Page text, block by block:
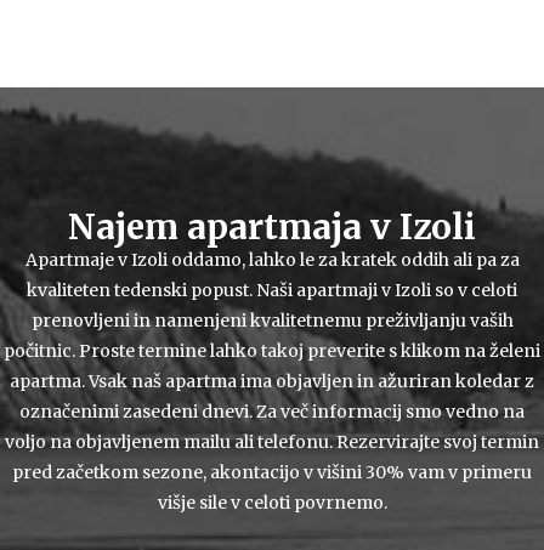
Najem apartmaja v Izoli
Apartmaje v Izoli oddamo, lahko le za kratek oddih ali pa za
kvaliteten tedenski popust. Naši apartmaji v Izoli so v celoti
prenovljeni in namenjeni kvalitetnemu preživljanju vaših
počitnic. Proste termine lahko takoj preverite s klikom na želeni
apartma. Vsak naš apartma ima objavljen in ažuriran koledar z
označenimi zasedeni dnevi. Za več informacij smo vedno na
voljo na objavljenem mailu ali telefonu. Rezervirajte svoj termin
pred začetkom sezone, akontacijo v višini 30% vam v primeru
višje sile v celoti povrnemo.